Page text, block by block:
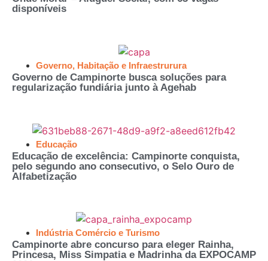
disponíveis
Governo, Habitação e Infraestrurura
Governo de Campinorte busca soluções para
regularização fundiária junto à Agehab
Educação
Educação de excelência: Campinorte conquista,
pelo segundo ano consecutivo, o Selo Ouro de
Alfabetização
Indústria Comércio e Turismo
Campinorte abre concurso para eleger Rainha,
Princesa, Miss Simpatia e Madrinha da EXPOCAMP